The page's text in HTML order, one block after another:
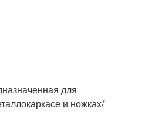
для
и ножках/